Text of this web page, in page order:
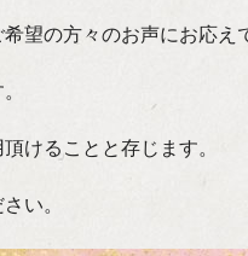
望の方々のお声にお応え
けることと存じます。
い。